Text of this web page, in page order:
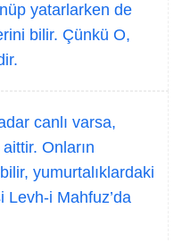
yatarlarken de
bilir. Çünkü O,
canlı varsa,
Onların
yumurtalıklardaki
Levh-i Mahfuz’da